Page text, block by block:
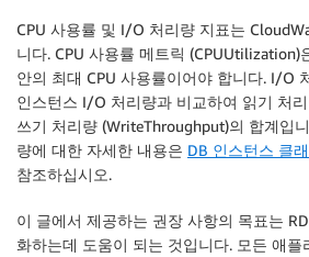
CPU 사용률 및 I/O 처리량 지표는
니다. CPU 사용률 메트릭 (CPUUtilization)
안의 최대 CPU 사용률이어야 합니다. I/O
인스턴스 I/O 처리량과 비교하여 읽기 처
쓰기 처리량 (WriteThroughput)의 합계입
량에 대한 자세한 내용은 DB 인스턴스 클
참조하십시오.
이 글에서 제공하는 권장 사항의 목표는
화하는데 도움이 되는 것입니다. 모든 애플